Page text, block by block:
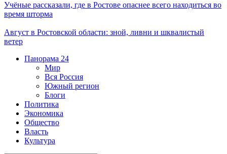
Учёные рассказали, где в Ростове опаснее всего находиться во
время шторма
Август в Ростовской области: зной, ливни и шквалистый
ветер
Панорама 24
Мир
Вся Россия
Южный регион
Блоги
Политика
Экономика
Общество
Власть
Культура